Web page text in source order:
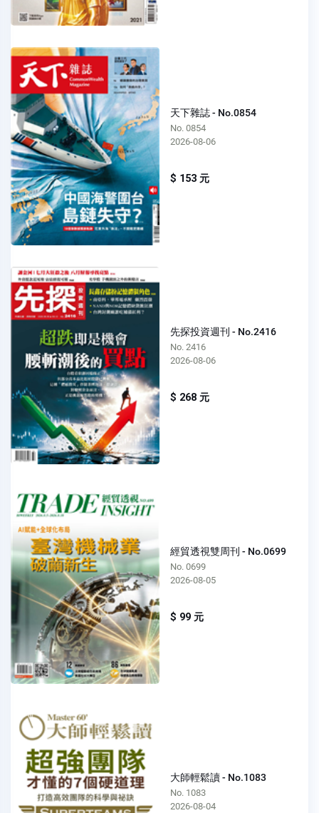
天下雜誌 - No.0854
No. 0854
2026-08-06
$ 153 元
先探投資週刊 - No.2416
No. 2416
2026-08-06
$ 268 元
經貿透視雙周刊 - No.0699
No. 0699
2026-08-05
$ 99 元
大師輕鬆讀 - No.1083
No. 1083
2026-08-04